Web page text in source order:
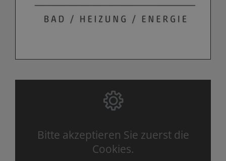
Bitte akzeptieren Sie zuerst die
Cookies.